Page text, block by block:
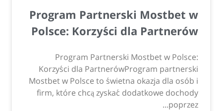
Program Partnerski Mostbet w
Polsce: Korzyści dla Partnerów
Program Partnerski Mostbet w Polsce:
Korzyści dla PartnerówProgram partnerski
Mostbet w Polsce to świetna okazja dla osób i
firm, które chcą zyskać dodatkowe dochody
poprzez...